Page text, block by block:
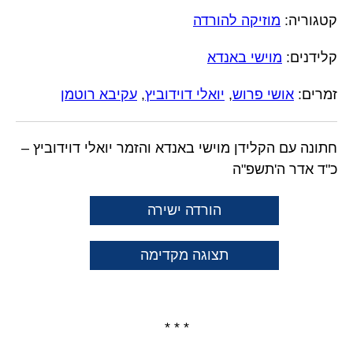
קטגוריה: מוזיקה להורדה
קלידנים: מוישי באנדא
זמרים: אושי פרוש, יואלי דוידוביץ, עקיבא רוטמן
חתונה עם הקלידן מוישי באנדא והזמר יואלי דוידוביץ –
כ"ד אדר ה'תשפ"ה
הורדה ישירה
תצוגה מקדימה
* * *